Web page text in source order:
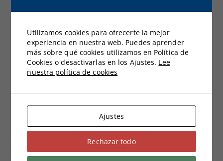
Dossier no Residentes
Problemática fiscal de los trabajadores expatriados
Dossier de Cursos
trabajo de los socios
Utilizamos cookies para ofrecerte la mejor
experiencia en nuestra web. Puedes aprender
más sobre qué cookies utilizamos en Política de
Cookies o desactivarlas en los Ajustes. Lee
nuestra política de cookies
Ajustes
Rechazar todo